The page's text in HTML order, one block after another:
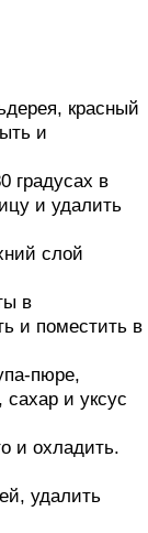
красный
и
градусах в
и удалить
слой
в
и поместить в
пюре,
и уксус
и охладить.
удалить